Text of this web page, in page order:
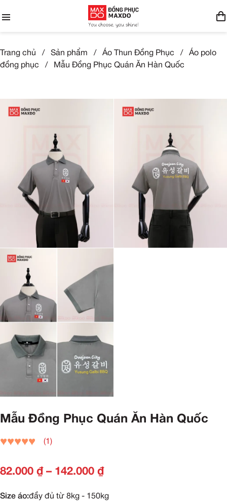
Trang chủ / Sản phẩm / Áo Thun Đồng Phục /
Áo polo
đồng phục
/ Mẫu Đồng Phục Quán Ăn Hàn Quốc
Mẫu Đồng Phục Quán Ăn Hàn Quốc
(1)
82.000 ₫ – 142.000 ₫
Size áo:đầy đủ từ 8kg - 150kg